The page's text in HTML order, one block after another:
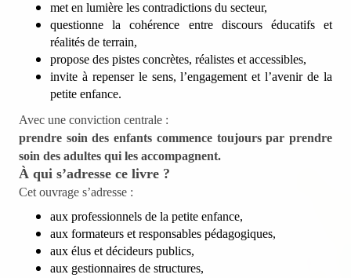
met en lumière les contradictions du secteur,
questionne la cohérence entre discours éducatifs et
réalités de terrain,
propose des pistes concrètes, réalistes et accessibles,
invite à repenser le sens, l’engagement et l’avenir de la
petite enfance.
Avec une conviction centrale :
prendre soin des enfants commence toujours par prendre
soin des adultes qui les accompagnent.
À qui s’adresse ce livre ?
Cet ouvrage s’adresse :
aux professionnels de la petite enfance,
aux formateurs et responsables pédagogiques,
aux élus et décideurs publics,
aux gestionnaires de structures,